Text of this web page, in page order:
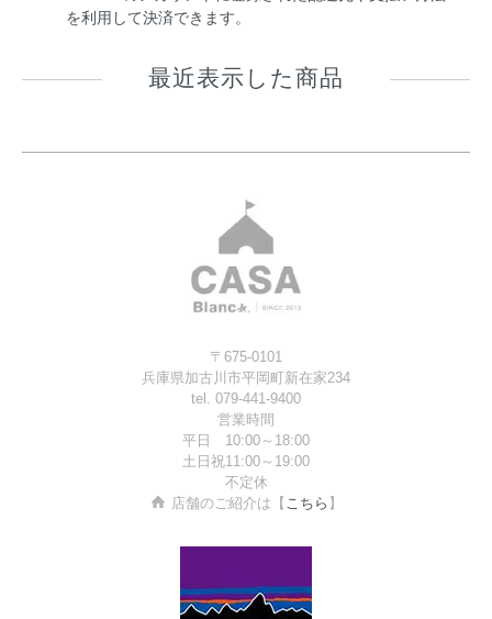
を利用して決済できます。
最近表示した商品
〒675-0101
兵庫県加古川市平岡町新在家234
tel. 079-441-9400
営業時間
平日 10:00～18:00
土日祝11:00～19:00
不定休
店舗のご紹介は【 こちら 】